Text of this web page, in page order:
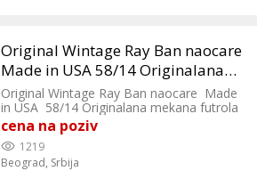
Original Wintage Ray Ban naocare
Made in USA 58/14 Originalana
mekana futrola
Original Wintage Ray Ban naocare Made
in USA 58/14 Originalana mekana futrola
( zbog koje mi se polomilo levo staklo )
Verovatno su posleratni model , ima na
njima neki broj 199C ( sta god to znacilo )
cena na poziv
1219
Beograd, Srbija